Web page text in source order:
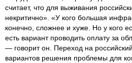
считает, что для выживания
некритично». «У кого большая
конечно, сложнее и хуже. Но у кого
есть вариант проводить оплату за
— говорит он. Переход на
вариантов решения проблемы для